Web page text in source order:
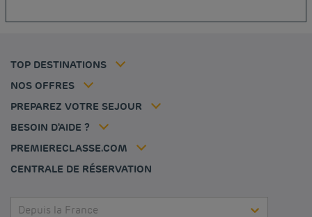
TOP DESTINATIONS
Hôtel pas cher Toulouse
NOS OFFRES
Solutions pro
PREPAREZ VOTRE SEJOUR
Ma réservation
Hôtels et inspirations
BESOIN D'AIDE ?
PREMIERECLASSE.COM
Politiques de taxes
Espace carrière
CENTRALE DE RÉSERVATION
Depuis la France